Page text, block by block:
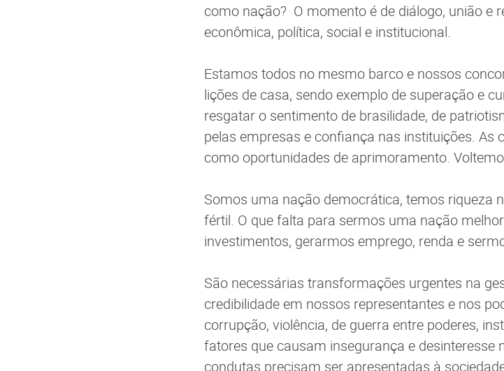
como nação? O momento é de diálogo, união e
econômica, política, social e institucional.
Estamos todos no mesmo barco e nossos
lições de casa, sendo exemplo de superação e
resgatar o sentimento de brasilidade, de
pelas empresas e confiança nas instituições. As
como oportunidades de aprimoramento.
Somos uma nação democrática, temos riqueza
fértil. O que falta para sermos uma nação
investimentos, gerarmos emprego, renda e
São necessárias transformações urgentes na
credibilidade em nossos representantes e nos
corrupção, violência, de guerra entre poderes,
fatores que causam insegurança e desinteresse
condutas precisam ser apresentadas à